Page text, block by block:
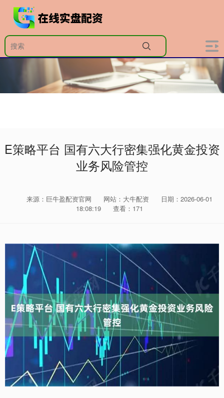
E策略平台 国有六大行密集强化黄金投资
业务风险管控
来源：巨牛盈配资官网 网站：大牛配资
日期：2026-06-01
18:08:19
查看：171